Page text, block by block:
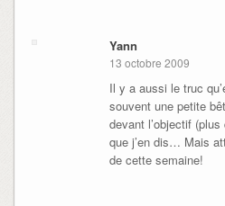
Yann
13 octobre 2009
Il y a aussi le truc
souvent une petite
devant l’objectif
que j’en dis… Mais
de cette semaine!